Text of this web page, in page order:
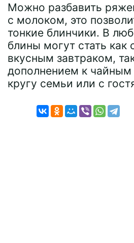
Можно разбавить
с молоком, это
тонкие блинчики. В
блины могут стать как
вкусным завтраком,
дополнением к чайным
кругу семьи или с